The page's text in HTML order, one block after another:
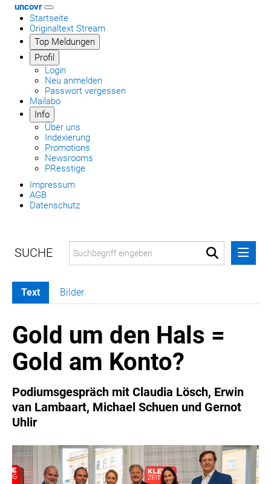
uncovr
Startseite
Originaltext Stream
Top Meldungen
Profil
Login
Neu anmelden
Passwort vergessen
Mailabo
Info
Über uns
Indexierung
Promotions
Newsrooms
PResstige
Impressum
AGB
Datenschutz
MELDUNGEN
COCA-COLA
RÖMERQUELLE
ÖSTERREICHISCHE SPORTHILFE
KESCH
BARFLY'S CLUB
CULINARIUS
RECYCLEMICH-INITIATIVE
Text Bilder
Gold um den Hals =
Gold am Konto?
Podiumsgespräch mit Claudia Lösch, Erwin
van Lambaart, Michael Schuen und Gernot
Uhlir